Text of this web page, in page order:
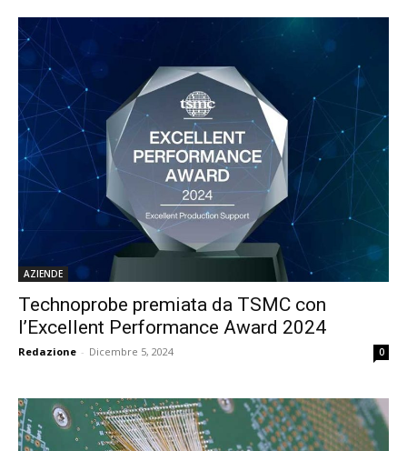
AZIENDE
Technoprobe premiata da TSMC con
l’Excellent Performance Award 2024
Redazione - Dicembre 5, 2024 0